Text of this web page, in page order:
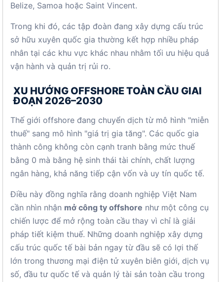
Belize, Samoa hoặc Saint Vincent.
Trong khi đó, các tập đoàn đang xây dựng cấu trúc
sở hữu xuyên quốc gia thường kết hợp nhiều pháp
nhân tại các khu vực khác nhau nhằm tối ưu hiệu quả
vận hành và quản trị rủi ro.
XU HƯỚNG OFFSHORE TOÀN CẦU GIAI
ĐOẠN 2026–2030
Thế giới offshore đang chuyển dịch từ mô hình "miễn
thuế" sang mô hình "giá trị gia tăng". Các quốc gia
thành công không còn cạnh tranh bằng mức thuế
bằng 0 mà bằng hệ sinh thái tài chính, chất lượng
ngân hàng, khả năng tiếp cận vốn và uy tín quốc tế.
Điều này đồng nghĩa rằng doanh nghiệp Việt Nam
cần nhìn nhận mở công ty offshore như một công cụ
chiến lược để mở rộng toàn cầu thay vì chỉ là giải
pháp tiết kiệm thuế. Những doanh nghiệp xây dựng
cấu trúc quốc tế bài bản ngay từ đầu sẽ có lợi thế
lớn trong thương mại điện tử xuyên biên giới, dịch vụ
số, đầu tư quốc tế và quản lý tài sản toàn cầu trong